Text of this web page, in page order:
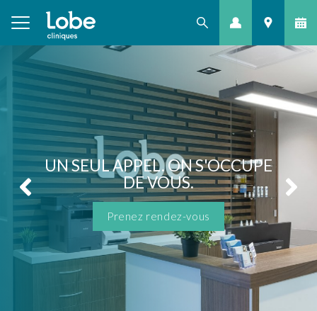
UN SEUL APPEL. ON S'OCCUPE
DE VOUS.
Prenez rendez-vous